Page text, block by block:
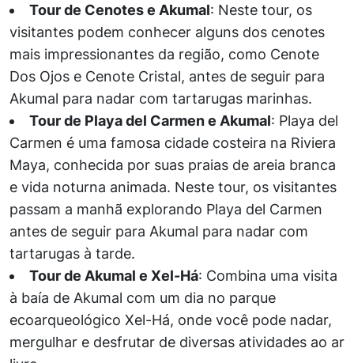
Tour de Cenotes e Akumal: Neste tour, os
visitantes podem conhecer alguns dos cenotes
mais impressionantes da região, como Cenote
Dos Ojos e Cenote Cristal, antes de seguir para
Akumal para nadar com tartarugas marinhas.
Tour de Playa del Carmen e Akumal: Playa del
Carmen é uma famosa cidade costeira na Riviera
Maya, conhecida por suas praias de areia branca
e vida noturna animada. Neste tour, os visitantes
passam a manhã explorando Playa del Carmen
antes de seguir para Akumal para nadar com
tartarugas à tarde.
Tour de Akumal e Xel-Há: Combina uma visita
à baía de Akumal com um dia no parque
ecoarqueológico Xel-Há, onde você pode nadar,
mergulhar e desfrutar de diversas atividades ao ar